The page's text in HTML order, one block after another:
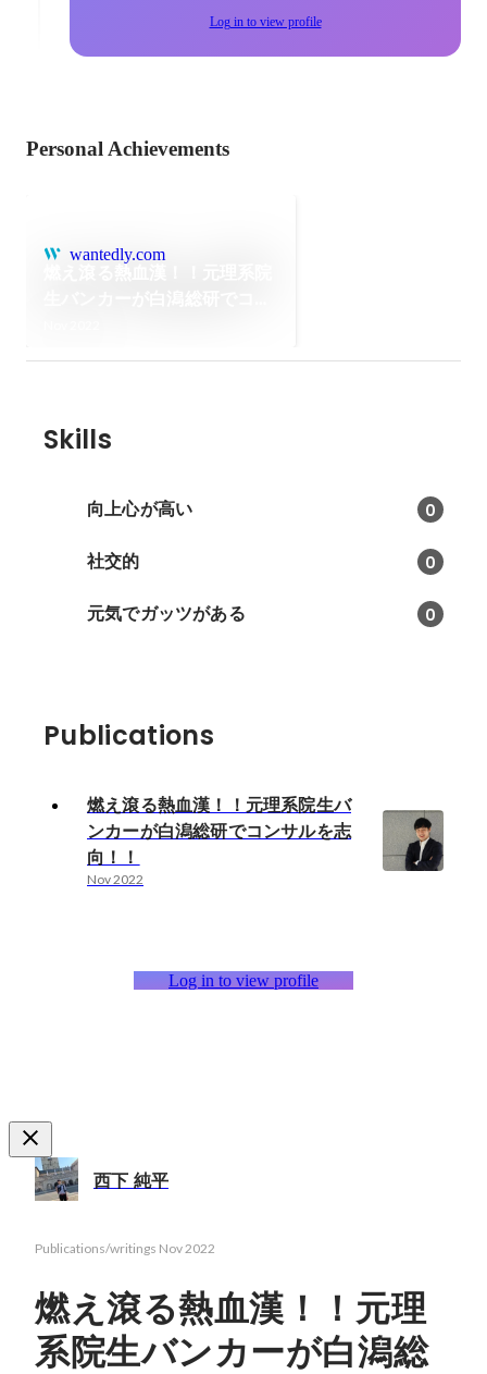
Log in to view profile
Personal Achievements
wantedly.com
Skills
向上心が高い 0
社交的 0
元気でガッツがある 0
Publications
燃え滾る熱血漢！！元理系院生バ
ンカーが白潟総研でコンサルを志
向！！
Nov 2022
Log in to view profile
西下 純平
Publications/writings Nov 2022
燃え滾る熱血漢！！元理
系院生バンカーが白潟総